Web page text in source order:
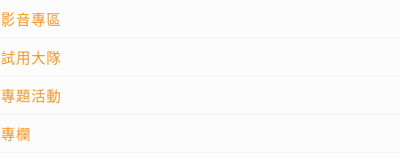
影音專區
試用大隊
專題活動
專欄